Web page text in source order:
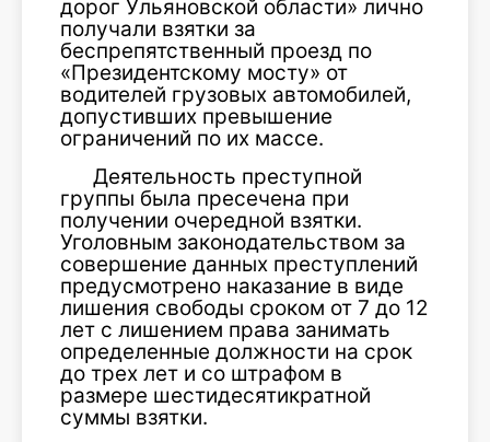
дорог Ульяновской области» лично
получали взятки за
беспрепятственный проезд по
«Президентскому мосту» от
водителей грузовых автомобилей,
допустивших превышение
ограничений по их массе.
Деятельность преступной
группы была пресечена при
получении очередной взятки.
Уголовным законодательством за
совершение данных преступлений
предусмотрено наказание в виде
лишения свободы сроком от 7 до 12
лет с лишением права занимать
определенные должности на срок
до трех лет и со штрафом в
размере шестидесятикратной
суммы взятки.